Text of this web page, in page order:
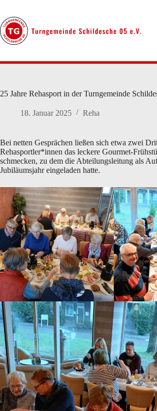
springen
25 Jahre Rehasport in der Turngemeinde
18. Januar 2025 Reha
Bei netten Gesprächen ließen sich etwa zwei
Rehasportler*innen das leckere Gourmet-
schmecken, zu dem die Abteilungsleitung als
Jubiläumsjahr eingeladen hatte.